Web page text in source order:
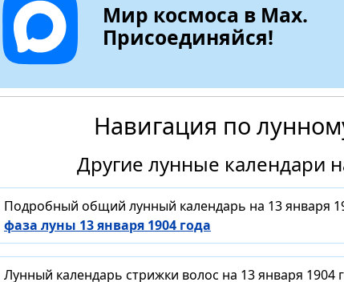
Мир космоса в Max.
Присоединяйся!
Навигация по
Другие лунные календари
Подробный общий лунный календарь на 13 января
фаза луны 13 января 1904 года
Лунный календарь стрижки волос на 13 января